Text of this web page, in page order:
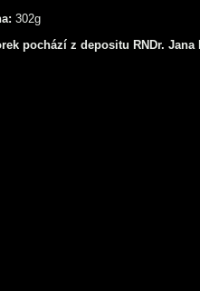
302g
pochází z depositu RNDr. Jana